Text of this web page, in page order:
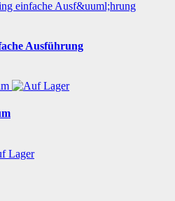
Ausführung